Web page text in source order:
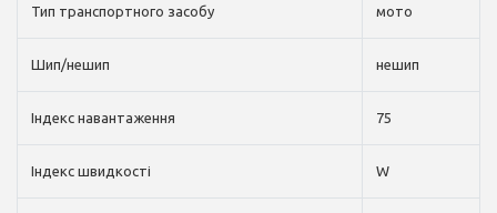
Тип транспортного засобу мото
Шип/нешип нешип
Індекс навантаження 75
Індекс швидкості W